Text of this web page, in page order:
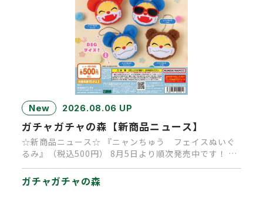
New 2026.08.06 UP
ガチャガチャの森【新商品ニュース】
☆新商品ニュース☆ 『ニャンちゅう フェイスぬいぐ
るみ』（税込500円） 8月5日より順次発売中です！ 大
ガチャガチャの森